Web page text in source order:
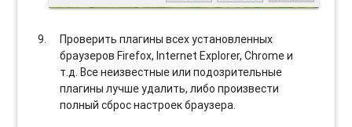
Проверить плагины всех установленных
браузеров Firefox, Internet Explorer, Chrome и
т.д. Все неизвестные или подозрительные
плагины лучше удалить, либо произвести
полный сброс настроек браузера.